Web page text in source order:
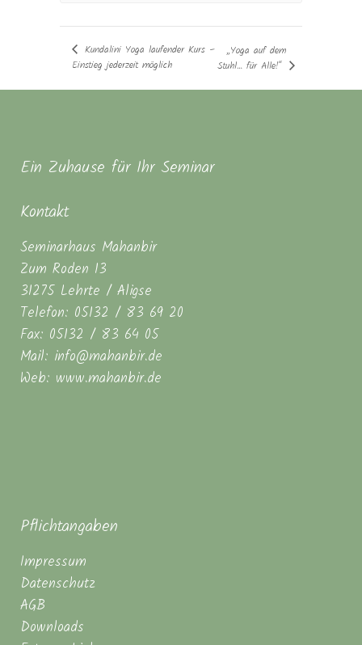
Kundalini Yoga laufender Kurs –
Einstieg jederzeit möglich
„Yoga auf dem
Stuhl… für Alle!“
Ein Zuhause für Ihr Seminar
Kontakt
Seminarhaus Mahanbir
Zum Roden 13
31275 Lehrte / Aligse
Telefon: 05132 / 83 69 20
Fax: 05132 / 83 64 05
Mail: info@mahanbir.de
Web: www.mahanbir.de
Pflichtangaben
Impressum
Datenschutz
AGB
Downloads